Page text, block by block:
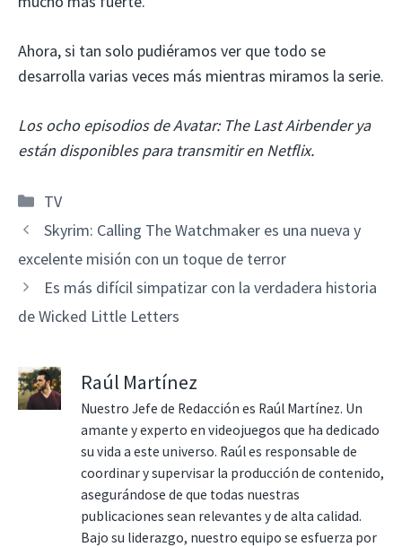
Ahora, si tan solo pudiéramos ver que todo se
desarrolla varias veces más mientras miramos la serie.
Los ocho episodios de Avatar: The Last Airbender ya
están disponibles para transmitir en Netflix.
Categorías
TV
Skyrim: Calling The Watchmaker es una nueva y
excelente misión con un toque de terror
Es más difícil simpatizar con la verdadera historia
de Wicked Little Letters
Raúl Martínez
Nuestro Jefe de Redacción es Raúl Martínez. Un
amante y experto en videojuegos que ha dedicado
su vida a este universo. Raúl es responsable de
coordinar y supervisar la producción de contenido,
asegurándose de que todas nuestras
publicaciones sean relevantes y de alta calidad.
Bajo su liderazgo, nuestro equipo se esfuerza por